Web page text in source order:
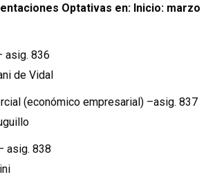
Optativas en: Inicio: marzo
asig. 836
de Vidal
(económico empresarial) –asig. 837
asig. 838